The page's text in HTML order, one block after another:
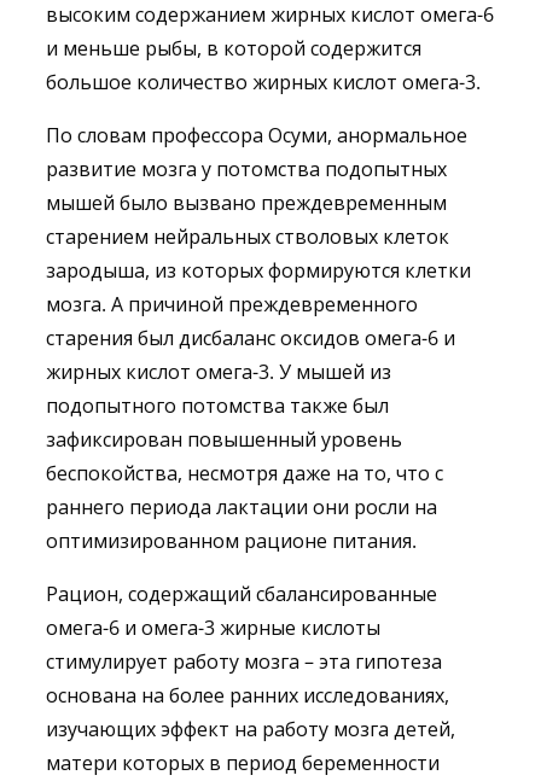
высоким содержанием жирных кислот омега-6
и меньше рыбы, в которой содержится
большое количество жирных кислот омега-3.
По словам профессора Осуми, анормальное
развитие мозга у потомства подопытных
мышей было вызвано преждевременным
старением нейральных стволовых клеток
зародыша, из которых формируются клетки
мозга. А причиной преждевременного
старения был дисбаланс оксидов омега-6 и
жирных кислот омега-3. У мышей из
подопытного потомства также был
зафиксирован повышенный уровень
беспокойства, несмотря даже на то, что с
раннего периода лактации они росли на
оптимизированном рационе питания.
Рацион, содержащий сбалансированные
омега-6 и омега-3 жирные кислоты
стимулирует работу мозга – эта гипотеза
основана на более ранних исследованиях,
изучающих эффект на работу мозга детей,
матери которых в период беременности